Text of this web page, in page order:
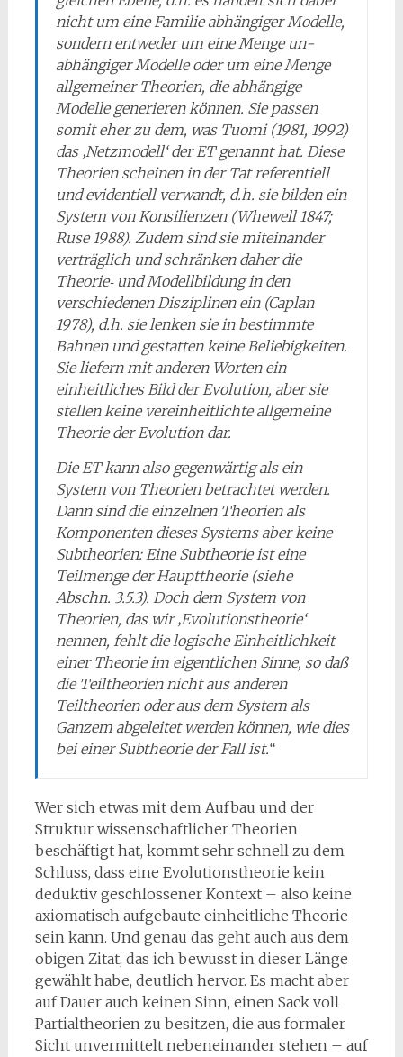
nicht um eine Familie abhängiger Modelle,
sondern entweder um eine Menge un­
abhängiger Modelle oder um eine Menge
allgemeiner Theorien, die abhängige
Modelle generieren kön­nen. Sie passen
somit eher zu dem, was Tuomi (1981, 1992)
das ‚Netzmodell‘ der ET genannt hat. Diese
Theorien scheinen in der Tat referentiell
und evidentiell verwandt, d.h. sie bilden ein
System von Konsilienzen (Whewell 1847;
Ruse 1988). Zudem sind sie miteinander
verträglich und schränken daher die
Theorie‑ und Modellbildung in den
verschiedenen Disziplinen ein (Caplan
1978), d.h. sie lenken sie in bestimmte
Bahnen und gestatten keine Beliebigkeiten.
Sie liefern mit anderen Worten ein
einheitliches Bild der Evolution, aber sie
stellen keine vereinheitlichte allgemeine
Theorie der Evolution dar.
Die ET kann also gegenwärtig als ein
System von Theorien betrachtet werden.
Dann sind die einzelnen Theorien als
Komponenten dieses Systems aber keine
Subtheorien: Eine Subtheorie ist eine
Teilmenge der Haupttheorie (siehe
Abschn. 3.5.3). Doch dem System von
Theorien, das wir ‚Evolutionstheorie‘
nennen, fehlt die logische Einheitlichkeit
einer Theorie im eigentlichen Sinne, so daß
die Teiltheorien nicht aus anderen
Teiltheorien oder aus dem System als
Ganzem abgeleitet werden können, wie dies
bei einer Sub­theorie der Fall ist.“
Wer sich etwas mit dem Aufbau und der
Struktur wissenschaftlicher Theorien
beschäftigt hat, kommt sehr schnell zu dem
Schluss, dass eine Evolutionstheorie kein
deduktiv geschlossener Kontext – also keine
axiomatisch aufgebaute einheitliche Theorie
sein kann. Und genau das geht auch aus dem
obigen Zitat, das ich bewusst in dieser Länge
gewählt habe, deutlich hervor. Es macht aber
auf Dauer auch keinen Sinn, einen Sack voll
Partialtheorien zu besitzen, die aus formaler
Sicht unvermittelt neben­einander stehen – auf